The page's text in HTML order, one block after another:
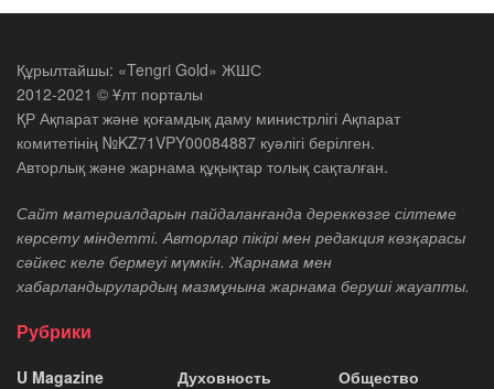
Құрылтайшы: «Tengri Gold» ЖШС
2012-2021 © Ұлт порталы
ҚР Ақпарат және қоғамдық даму министрлігі Ақпарат
комитетінің №KZ71VPY00084887 куәлігі берілген.
Авторлық және жарнама құқықтар толық сақталған.
Сайт материалдарын пайдаланғанда дереккөзге сілтеме
көрсету міндетті. Авторлар пікірі мен редакция көзқарасы
сәйкес келе бермеуі мүмкін. Жарнама мен
хабарландырулардың мазмұнына жарнама беруші жауапты.
Рубрики
U Magazine Духовность Общество